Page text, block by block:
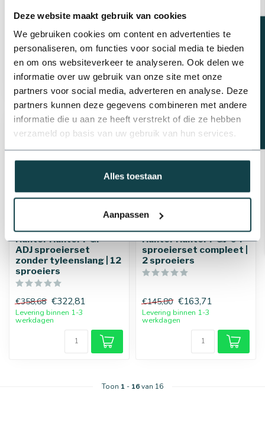
Deze website maakt gebruik van cookies
We gebruiken cookies om content en advertenties te
personaliseren, om functies voor social media te bieden
en om ons websiteverkeer te analyseren. Ook delen we
informatie over uw gebruik van onze site met onze
partners voor social media, adverteren en analyse. Deze
partners kunnen deze gegevens combineren met andere
informatie die u aan ze heeft verstrekt of die ze hebben
verzameld op basis van uw gebruik van hun services.
Alles toestaan
Aanpassen
sproeiers
€175,81
Levering binnen 1-3
werkdagen
sproeiers
€250,42 €225,40
Levering binnen 1-3
werkdagen
-10%
Hunter Hunter PGP-
ADJ sproeierset
zonder tyleenslang | 12
sproeiers
€358,68 €322,81
Levering binnen 1-3
werkdagen
12%
Hunter Hunter PGJ-04
sproeierset compleet |
2 sproeiers
€145,80 €163,71
Levering binnen 1-3
werkdagen
Toon 1 - 16van 16
Beregeningsplan?